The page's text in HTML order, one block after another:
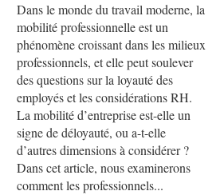
Dans le monde du travail moderne, la
mobilité professionnelle est un
phénomène croissant dans les milieux
professionnels, et elle peut soulever
des questions sur la loyauté des
employés et les considérations RH.
La mobilité d’entreprise est-elle un
signe de déloyauté, ou a-t-elle
d’autres dimensions à considérer ?
Dans cet article, nous examinerons
comment les professionnels...